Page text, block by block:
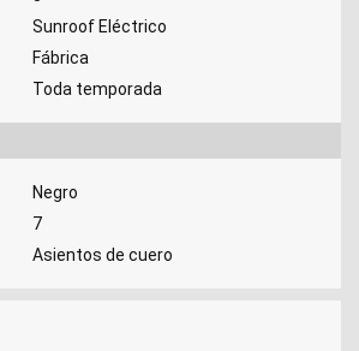
Sunroof Eléctrico
Fábrica
Toda temporada
Negro
7
Asientos de cuero